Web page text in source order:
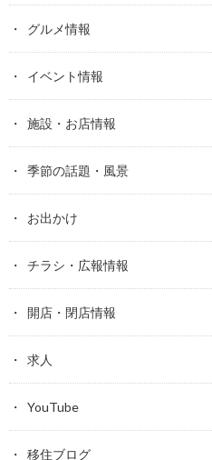
グルメ情報
イベント情報
施設・お店情報
季節の話題・風景
お出かけ
チラシ・広報情報
開店・閉店情報
求人
YouTube
移住ブログ